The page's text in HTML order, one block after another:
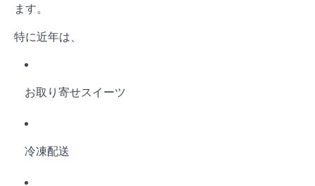
ます。
特に近年は、
お取り寄せスイーツ
冷凍配送